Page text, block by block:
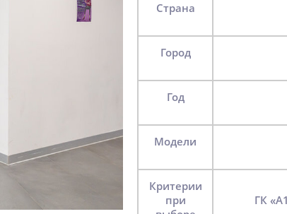
Страна
Город
Год
Модели
Критерии
при
ГК «А101» обратился в Belwooddoors как к постоянному